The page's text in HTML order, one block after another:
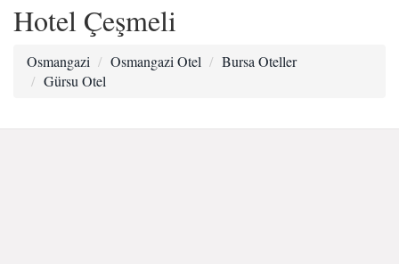
Hotel Çeşmeli
Osmangazi Osmangazi Otel
Bursa Oteller
Gürsu Otel